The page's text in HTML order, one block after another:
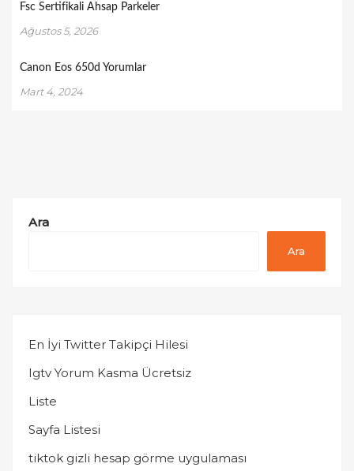
Fsc Sertifikali Ahsap Parkeler
Ağustos 5, 2026
Canon Eos 650d Yorumlar
Mart 4, 2024
Ara
Ara
En İyi Twitter Takipçi Hilesi
Igtv Yorum Kasma Ücretsiz
Liste
Sayfa Listesi
tiktok gizli hesap görme uygulaması